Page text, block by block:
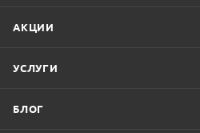
АКЦИИ
УСЛУГИ
БЛОГ